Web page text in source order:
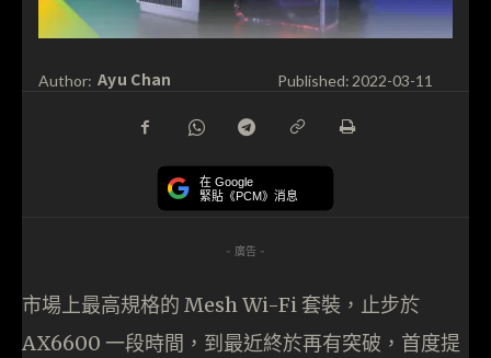
Author: Ayu Chan Published: 2022-03-11
在 Google
緊貼《PCM》消息
- 廣告 -
市場上最高規格的 Mesh Wi-Fi 套裝，止步於
AX6600 一段時間，到最近終於再有突破，首度提